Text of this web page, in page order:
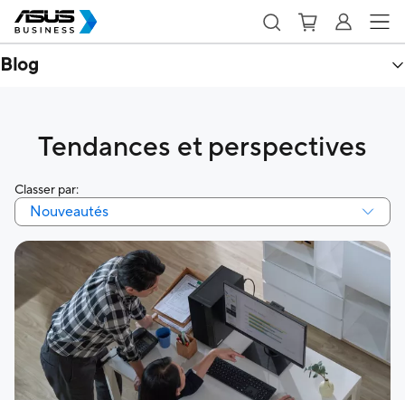
Blog
Tendances et perspectives
Classer par:
Nouveautés